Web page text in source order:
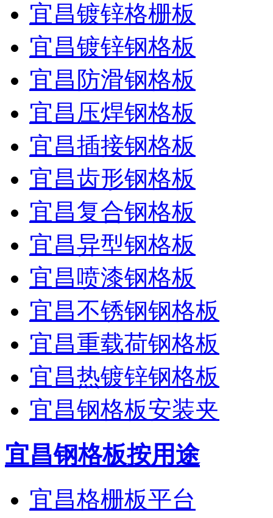
宜昌镀锌格栅板
宜昌镀锌钢格板
宜昌防滑钢格板
宜昌压焊钢格板
宜昌插接钢格板
宜昌齿形钢格板
宜昌复合钢格板
宜昌异型钢格板
宜昌喷漆钢格板
宜昌不锈钢钢格板
宜昌重载荷钢格板
宜昌热镀锌钢格板
宜昌钢格板安装夹
宜昌钢格板按用途
宜昌格栅板平台